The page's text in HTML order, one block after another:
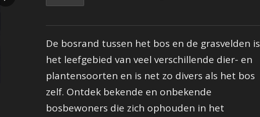
De bosrand tussen het bos en de grasvelden is
het leefgebied van veel verschillende dier- en
plantensoorten en is net zo divers als het bos
zelf. Ontdek bekende en onbekende
bosbewoners die zich ophouden in het